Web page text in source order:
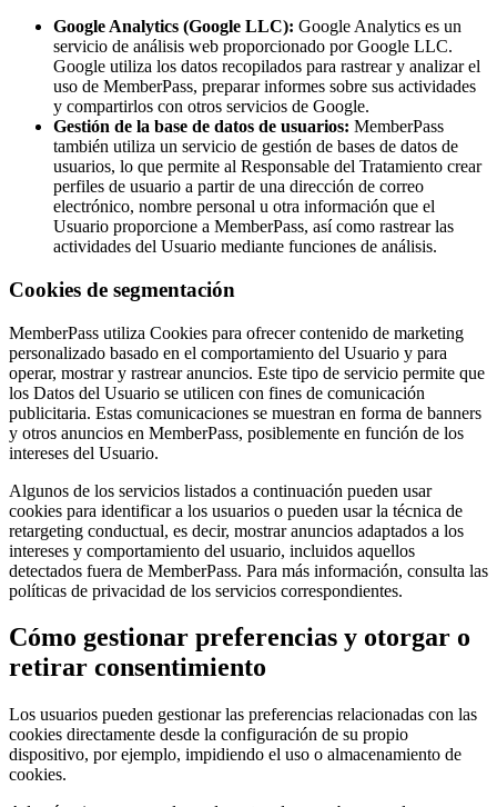
Google Analytics (Google LLC): Google Analytics es un
servicio de análisis web proporcionado por Google LLC.
Google utiliza los datos recopilados para rastrear y analizar el
uso de MemberPass, preparar informes sobre sus actividades
y compartirlos con otros servicios de Google.
Gestión de la base de datos de usuarios: MemberPass
también utiliza un servicio de gestión de bases de datos de
usuarios, lo que permite al Responsable del Tratamiento crear
perfiles de usuario a partir de una dirección de correo
electrónico, nombre personal u otra información que el
Usuario proporcione a MemberPass, así como rastrear las
actividades del Usuario mediante funciones de análisis.
Cookies de segmentación
MemberPass utiliza Cookies para ofrecer contenido de marketing
personalizado basado en el comportamiento del Usuario y para
operar, mostrar y rastrear anuncios. Este tipo de servicio permite que
los Datos del Usuario se utilicen con fines de comunicación
publicitaria. Estas comunicaciones se muestran en forma de banners
y otros anuncios en MemberPass, posiblemente en función de los
intereses del Usuario.
Algunos de los servicios listados a continuación pueden usar
cookies para identificar a los usuarios o pueden usar la técnica de
retargeting conductual, es decir, mostrar anuncios adaptados a los
intereses y comportamiento del usuario, incluidos aquellos
detectados fuera de MemberPass. Para más información, consulta las
políticas de privacidad de los servicios correspondientes.
Cómo gestionar preferencias y otorgar o
retirar consentimiento
Los usuarios pueden gestionar las preferencias relacionadas con las
cookies directamente desde la configuración de su propio
dispositivo, por ejemplo, impidiendo el uso o almacenamiento de
cookies.